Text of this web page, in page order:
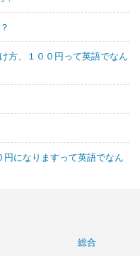
方、１００円って英語でなん
になりますって英語でなん
総合